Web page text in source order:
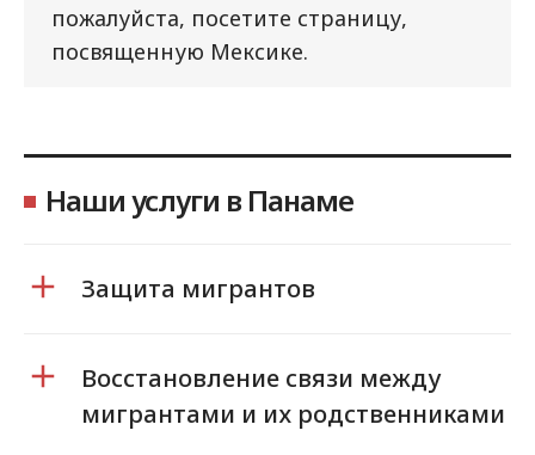
пожалуйста, посетите страницу,
посвященную Мексике.
Наши услуги в Панаме
Защита мигрантов
Восстановление связи между
мигрантами и их родственниками